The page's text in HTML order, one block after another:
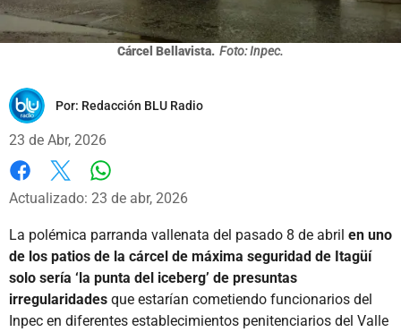
Cárcel Bellavista. Foto: Inpec.
Por: Redacción BLU Radio
23 de Abr, 2026
Facebook
X
Actualizado: 23 de abr, 2026
La polémica parranda vallenata del pasado 8 de abril en uno
de los patios de la cárcel de máxima seguridad de Itagüí
solo sería ‘la punta del iceberg’ de presuntas
irregularidades que estarían cometiendo funcionarios del
Inpec en diferentes establecimientos penitenciarios del Valle